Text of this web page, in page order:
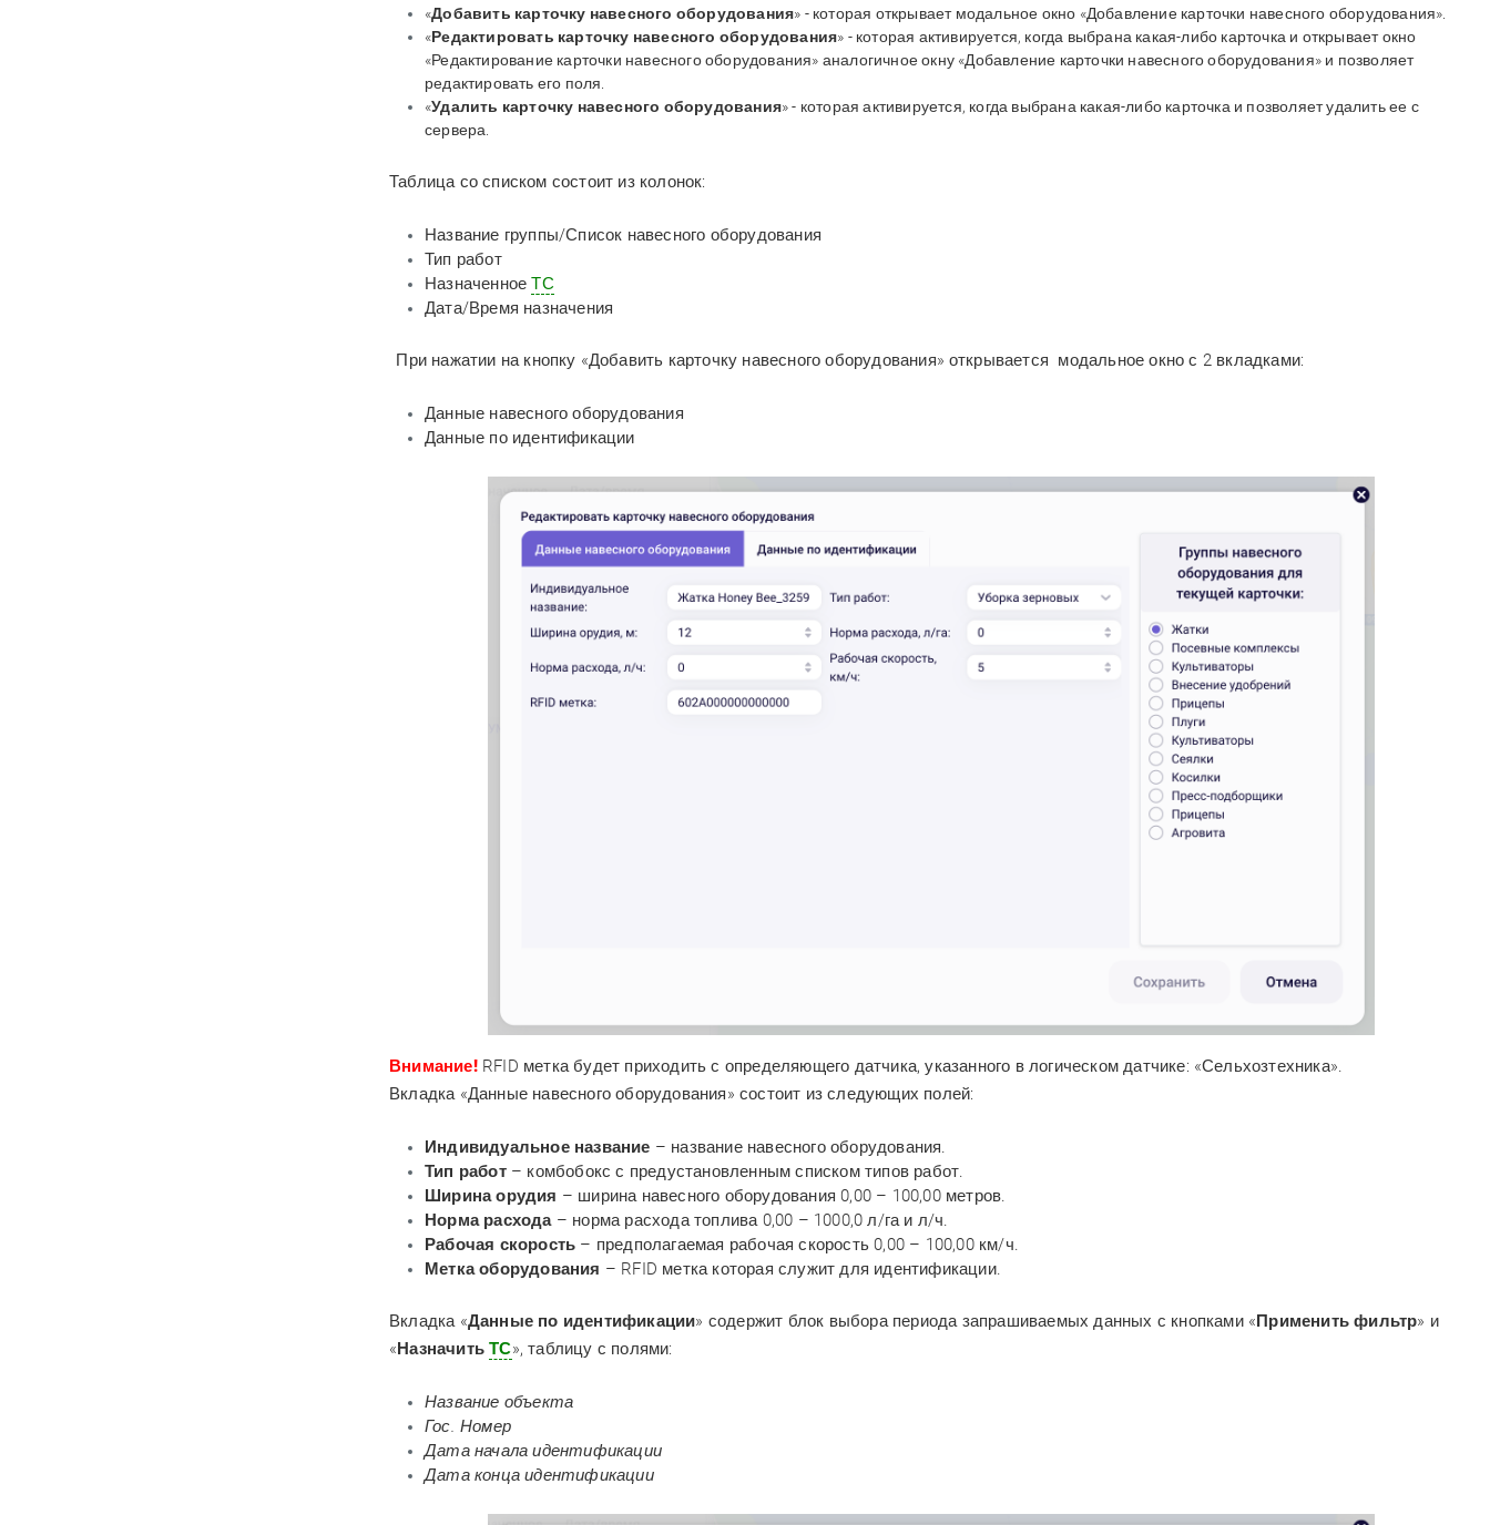
«Добавить карточку навесного оборудования» - которая открывает модальное окно «Добавление карточки навесного оборудования».
«Редактировать карточку навесного оборудования» - которая активируется, когда выбрана какая-либо карточка и открывает окно
«Редактирование карточки навесного оборудования» аналогичное окну «Добавление карточки навесного оборудования» и позволяет
редактировать его поля.
«Удалить карточку навесного оборудования» - которая активируется, когда выбрана какая-либо карточка и позволяет удалить ее с
сервера.
Таблица со списком состоит из колонок:
Название группы/Список навесного оборудования
Тип работ
НазначенноеТС
Дата/Время назначения
При нажатии на кнопку «Добавить карточку навесного оборудования» открывается модальное окно с 2 вкладками:
Данные навесного оборудования
Данные по идентификации
Внимание! RFID метка будет приходить с определяющего датчика, указанного в логическом датчике: «Сельхозтехника».
Вкладка «Данные навесного оборудования» состоит из следующих полей:
Индивидуальное название – название навесного оборудования.
Тип работ– комбобокс с предустановленным списком типов работ.
Ширина орудия – ширина навесного оборудования 0,00 – 100,00 метров.
Норма расхода– норма расхода топлива 0,00 – 1000,0 л/га и л/ч.
Рабочая скорость – предполагаемая рабочая скорость 0,00 – 100,00 км/ч.
Метка оборудования – RFID метка которая служит для идентификации.
Вкладка «Данные по идентификации» содержит блок выбора периода запрашиваемых данных с кнопками «Применить фильтр» и
«НазначитьТС», таблицу с полями:
Название объекта
Гос. Номер
Дата начала идентификации
Дата конца идентификации